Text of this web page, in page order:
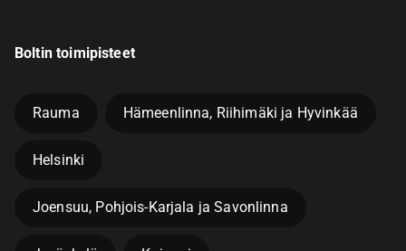
Boltin toimipisteet
Rauma Hämeenlinna, Riihimäki ja Hyvinkää
Helsinki
Joensuu, Pohjois-Karjala ja Savonlinna